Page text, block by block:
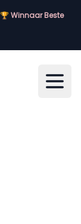
Winnaar Beste